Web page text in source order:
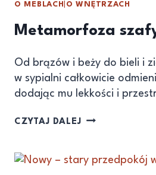
O MEBLACH O WNĘTRZACH
Metamorfoza
Od brązów i beży do bieli i
w sypialni całkowicie
dodając mu lekkości i
CZYTAJ DALEJ